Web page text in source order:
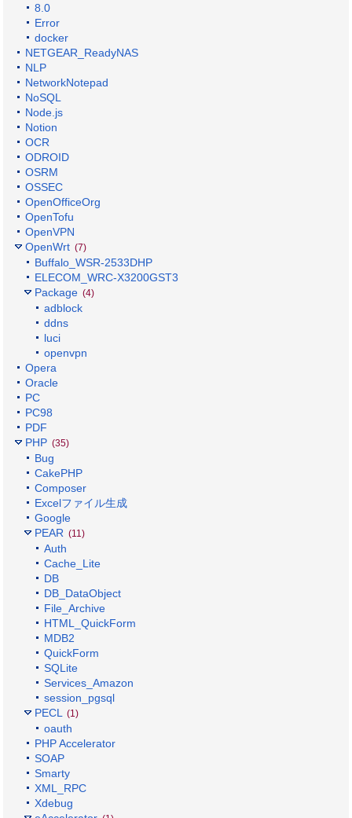
8.0
Error
docker
NETGEAR_ReadyNAS
NLP
NetworkNotepad
NoSQL
Node.js
Notion
OCR
ODROID
OSRM
OSSEC
OpenOfficeOrg
OpenTofu
OpenVPN
OpenWrt (7)
Buffalo_WSR-2533DHP
ELECOM_WRC-X3200GST3
Package (4)
adblock
ddns
luci
openvpn
Opera
Oracle
PC
PC98
PDF
PHP (35)
Bug
CakePHP
Composer
Excelファイル生成
Google
PEAR (11)
Auth
Cache_Lite
DB
DB_DataObject
File_Archive
HTML_QuickForm
MDB2
QuickForm
SQLite
Services_Amazon
session_pgsql
PECL
(1)
oauth
PHP Accelerator
SOAP
Smarty
XML_RPC
Xdebug